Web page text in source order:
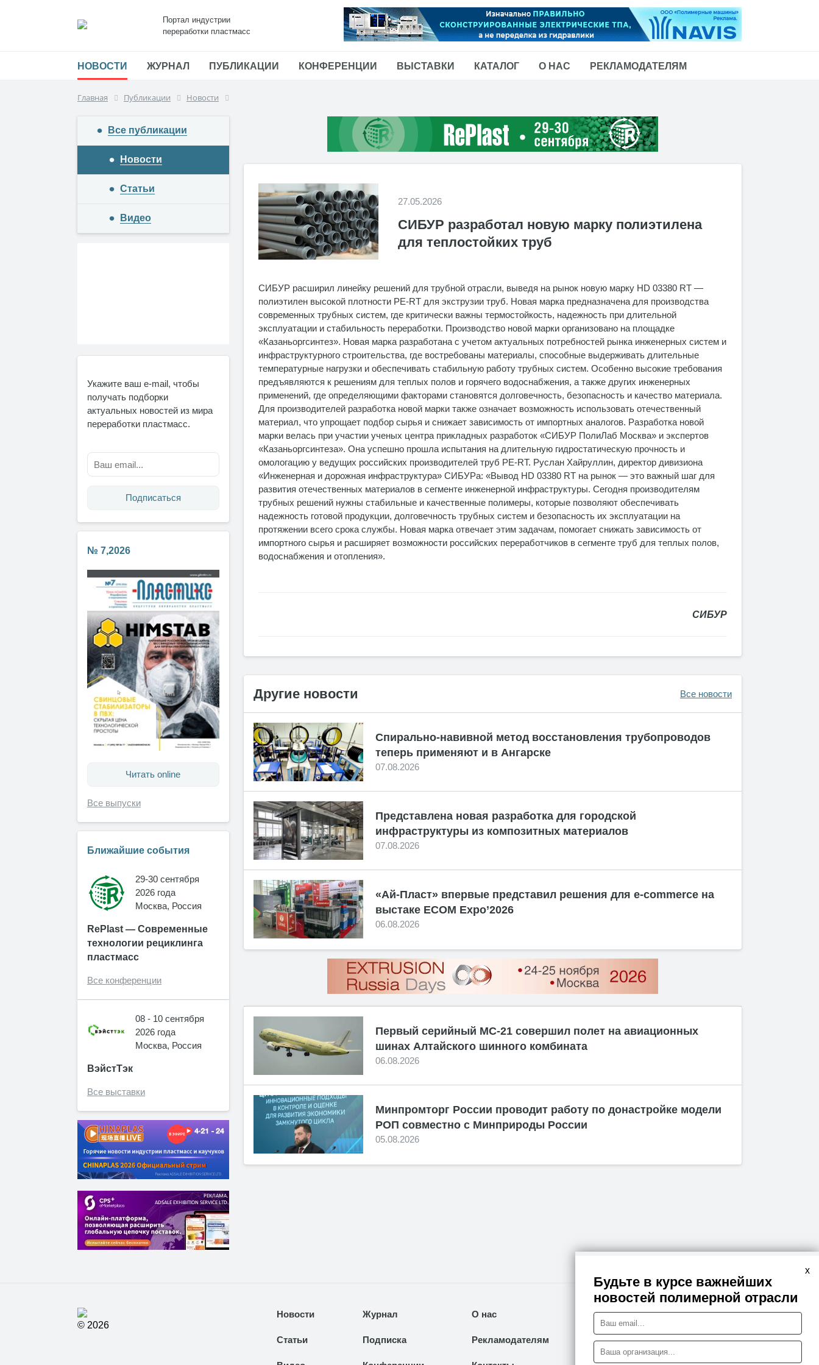
Портал индустрии
переработки пластмасс
НОВОСТИ ЖУРНАЛ ПУБЛИКАЦИИ КОНФЕРЕНЦИИ ВЫСТАВКИ КАТАЛОГ О НАС РЕКЛАМОДАТЕЛЯМ
Главная Публикации Новости
Все публикации
Новости
Статьи
Видео
№ 7,2026
Читать online
Все выпуски
Ближайшие события
29-30 сентября
2026 года
Москва, Россия
RePlast — Современные
технологии рециклинга
пластмасс
Все конференции
08 - 10 сентября
2026 года
Москва, Россия
ВэйстТэк
Все выставки
Укажите ваш e-mail, чтобы
получать подборки
актуальных новостей из мира
переработки пластмасс.
Подписаться
27.05.2026
СИБУР разработал новую марку полиэтилена
для теплостойких труб
СИБУР расширил линейку решений для трубной отрасли, выведя на рынок новую марку HD 03380 RT —
полиэтилен высокой плотности PE-RT для экструзии труб. Новая марка предназначена для производства
современных трубных систем, где критически важны термостойкость, надежность при длительной
эксплуатации и стабильность переработки. Производство новой марки организовано на площадке
«Казаньоргсинтез». Новая марка разработана с учетом актуальных потребностей рынка инженерных систем и
инфраструктурного строительства, где востребованы материалы, способные выдерживать длительные
температурные нагрузки и обеспечивать стабильную работу трубных систем. Особенно высокие требования
предъявляются к решениям для теплых полов и горячего водоснабжения, а также других инженерных
применений, где определяющими факторами становятся долговечность, безопасность и качество материала.
Для производителей разработка новой марки также означает возможность использовать отечественный
материал, что упрощает подбор сырья и снижает зависимость от импортных аналогов. Разработка новой
марки велась при участии ученых центра прикладных разработок «СИБУР ПолиЛаб Москва» и экспертов
«Казаньоргсинтеза». Она успешно прошла испытания на длительную гидростатическую прочность и
омологацию у ведущих российских производителей труб PE-RT. Руслан Хайруллин, директор дивизиона
«Инженерная и дорожная инфраструктура» СИБУРа: «Вывод HD 03380 RT на рынок — это важный шаг для
развития отечественных материалов в сегменте инженерной инфраструктуры. Сегодня производителям
трубных решений нужны стабильные и качественные полимеры, которые позволяют обеспечивать
надежность готовой продукции, долговечность трубных систем и безопасность их эксплуатации на
протяжении всего срока службы. Новая марка отвечает этим задачам, помогает снижать зависимость от
импортного сырья и расширяет возможности российских переработчиков в сегменте труб для теплых полов,
водоснабжения и отопления».
СИБУР
Другие новости Все новости
Спирально-навивной метод восстановления трубопроводов
теперь применяют и в Ангарске
07.08.2026
Представлена новая разработка для городской
инфраструктуры из композитных материалов
07.08.2026
«Ай-Пласт» впервые представил решения для e-commerce на
выстаке ECOM Expo’2026
06.08.2026
Первый серийный МС-21 совершил полет на авиационных
шинах Алтайского шинного комбината
06.08.2026
Минпромторг России проводит работу по донастройке модели
РОП совместно с Минприроды России
05.08.2026
x
Будьте в курсе важнейших
новостей полимерной отрасли
© 2026
Новости
Статьи
Журнал
Подписка
О нас
Рекламодателям
Правовая информация
Политика конфиденциальности